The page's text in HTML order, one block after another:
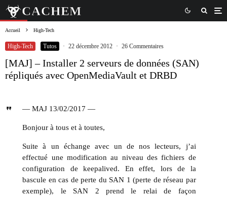
Accueil High-Tech
High-Tech Tutos · 22 décembre 2012 · 26 Commentaires
[MAJ] – Installer 2 serveurs de données (SAN)
répliqués avec OpenMediaVault et DRBD
— MAJ 13/02/2017 —
Bonjour à tous et à toutes,
Suite à un échange avec un de nos lecteurs, j’ai
effectué une modification au niveau des fichiers de
configuration de keepalived. En effet, lors de la
bascule en cas de perte du SAN 1 (perte de réseau par
exemple), le SAN 2 prend le relai de façon